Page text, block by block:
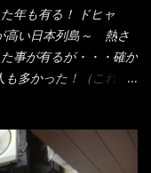
いな） すると茹で方
サンを向こうへやっ
け入れて出して来まし
年後半1回目のサ
、大しか食べていない
？ この得サイズの木
年も有る！ ドヒャ
高い日本列島～ 熱さ
事が有るが・・・確か
も多かった！（これは
ている方への＜ご挨
分廃れてしまってい